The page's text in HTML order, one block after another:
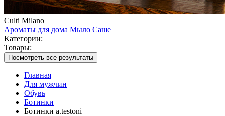
Culti Milano
Ароматы для дома Мыло Саше
Категории:
Товары:
Посмотреть все результаты
Главная
Для мужчин
Обувь
Ботинки
Ботинки a.testoni